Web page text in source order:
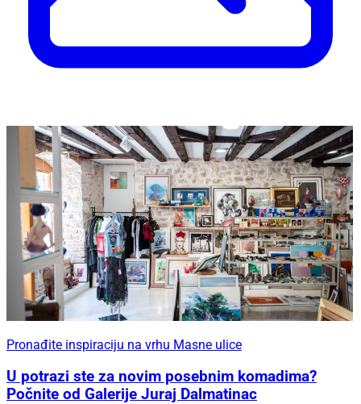
Pronađite inspiraciju na vrhu Masne ulice
U potrazi ste za novim posebnim komadima?
Počnite od Galerije Juraj Dalmatinac